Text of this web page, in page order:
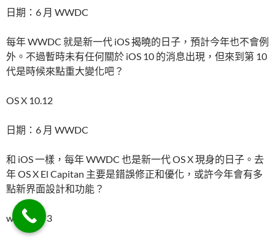
日期：6 月 WWDC
每年 WWDC 就是新一代 iOS 揭曉的日子，預計今年也不會例
外。不過暫時未有任何關於 iOS 10 的消息出現，但來到第 10
代是時候來點重大變化吧？
OS X 10.12
日期：6 月 WWDC
和 iOS 一樣，每年 WWDC 也是新一代 OS X 現身的日子。去
年 OS X El Capitan 主要是錯誤修正和優化，或許今年會有多
點新界面設計和功能？
watchOS 3